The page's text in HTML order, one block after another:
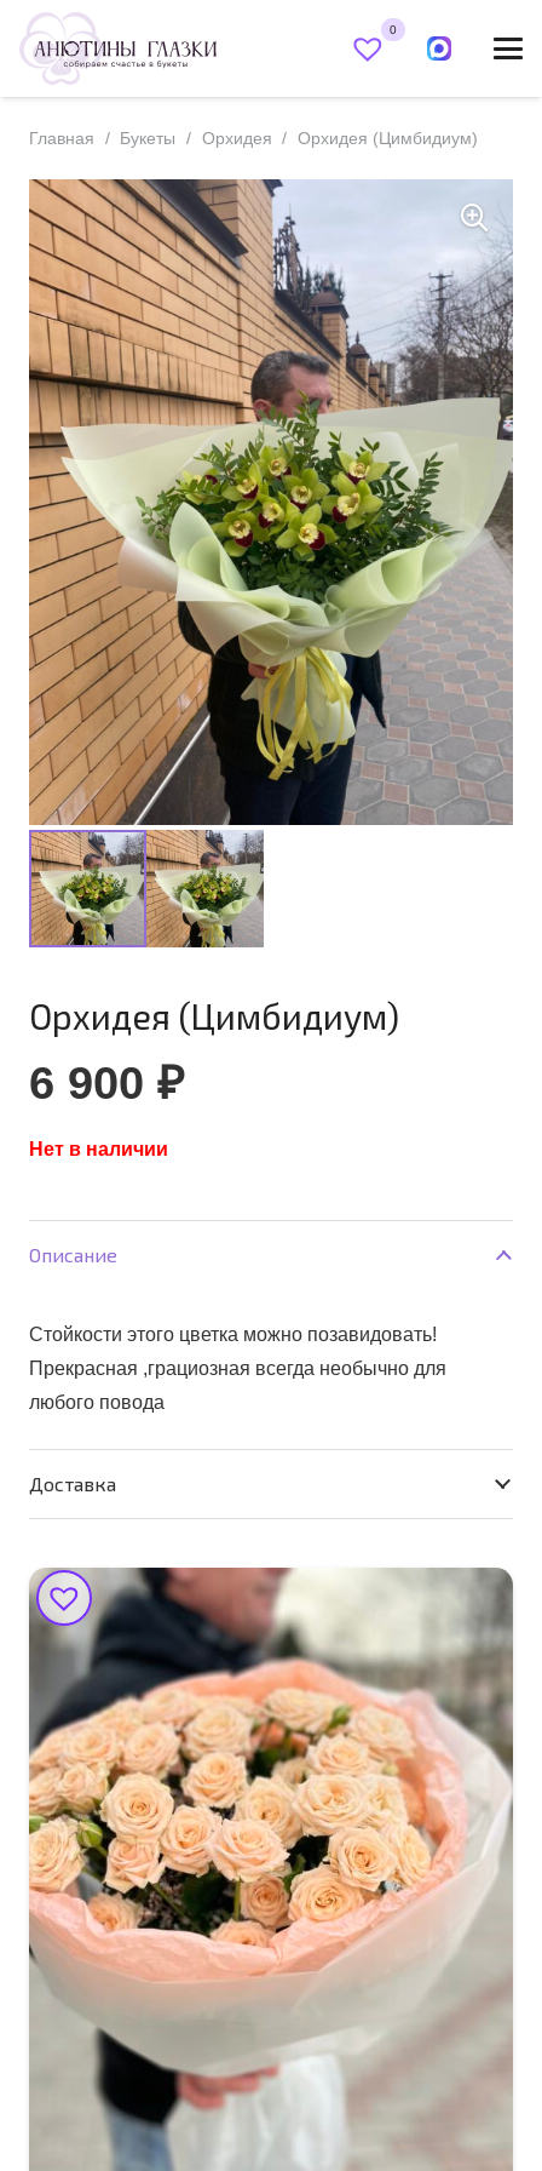
0
Главная / Букеты / Орхидея / Орхидея (Цимбидиум)
Орхидея (Цимбидиум)
6 900 ₽
Нет в наличии
Описание
Стойкости этого цветка можно позавидовать!
Прекрасная ,грациозная всегда необычно для
любого повода
Доставка